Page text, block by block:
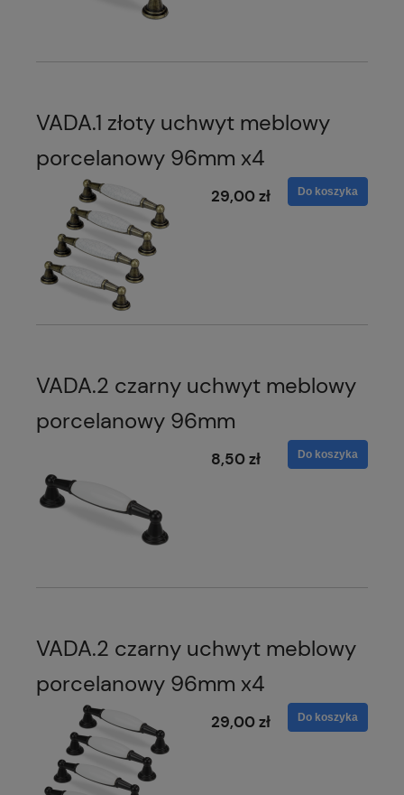
VADA.1 złoty uchwyt meblowy
porcelanowy 96mm x4
29,00 zł Do koszyka
VADA.2 czarny uchwyt meblowy
porcelanowy 96mm
8,50 zł Do koszyka
VADA.2 czarny uchwyt meblowy
porcelanowy 96mm x4
29,00 zł Do koszyka